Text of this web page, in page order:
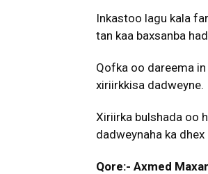
Inkastoo lagu kala
tan kaa baxsanba
Qofka oo dareema
xiriirkkisa dadweyne.
Xiriirka bulshada oo
dadweynaha ka dhex
Qore:- Axmed